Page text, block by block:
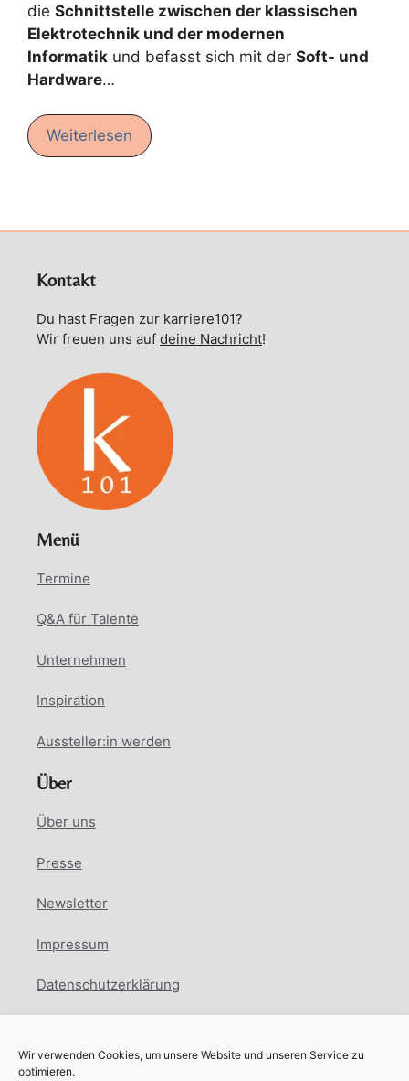
Wir verwenden Cookies, um unsere Website und unseren Service zu
optimieren.
die Schnittstelle zwischen der klassischen
Elektrotechnik und der modernen
Informatik und befasst sich mit der Soft- und
Hardware…
Weiterlesen
Kontakt
Du hast Fragen zur karriere101?
Wir freuen uns auf deine Nachricht!
Menü
Termine
Q&A für Talente
Unternehmen
Inspiration
Aussteller:in werden
Über
Über uns
Presse
Newsletter
Impressum
Datenschutzerklärung
Facebook
Instagram
LinkedIn